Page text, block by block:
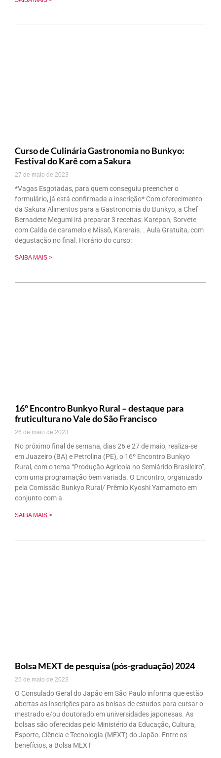
Curso de Culinária Gastronomia no Bunkyo:
Festival do Karê com a Sakura
27 de maio de 2023
*Vagas Esgotadas, para quem conseguiu preencher o
formulário, já está confirmada a inscrição* Com oferecimento
da Sakura Alimentos para a Gastronomia do Bunkyo, a Chef
Bernadete Megumi irá preparar 3 receitas: Karepan, Sorvete
com Calda de caramelo e Missô, Karerais. . Aula Gratuita, com
degustação no final. Horário do curso:
SAIBA MAIS >
16º Encontro Bunkyo Rural – destaque para
fruticultura no Vale do São Francisco
26 de maio de 2023
No próximo final de semana, dias 26 e 27 de maio, realiza-se
em Juazeiro (BA) e Petrolina (PE), o 16º Encontro Bunkyo
Rural, com o tema “Produção Agrícola no Semiárido Brasileiro”,
com uma programação bem variada. O Encontro, organizado
pela Comissão Bunkyo Rural/ Prêmio Kyoshi Yamamoto em
conjunto com a
SAIBA MAIS >
Bolsa MEXT de pesquisa (pós-graduação) 2024
25 de maio de 2023
O Consulado Geral do Japão em São Paulo informa que estão
abertas as inscrições para as bolsas de estudos para cursar o
mestrado e/ou doutorado em universidades japonesas. As
bolsas são oferecidas pelo Ministério da Educação, Cultura,
Esporte, Ciência e Tecnologia (MEXT) do Japão. Entre os
benefícios, a Bolsa MEXT